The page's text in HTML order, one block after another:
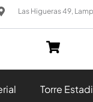
Las Higueras 49,
Torre